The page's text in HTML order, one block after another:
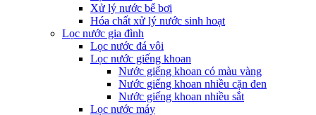
Xử lý nước bể bơi
Hóa chất xử lý nước sinh hoạt
Lọc nước gia đình
Lọc nước đá vôi
Lọc nước giếng khoan
Nước giếng khoan có màu vàng
Nước giếng khoan nhiều cặn đen
Nước giếng khoan nhiều sắt
Lọc nước máy